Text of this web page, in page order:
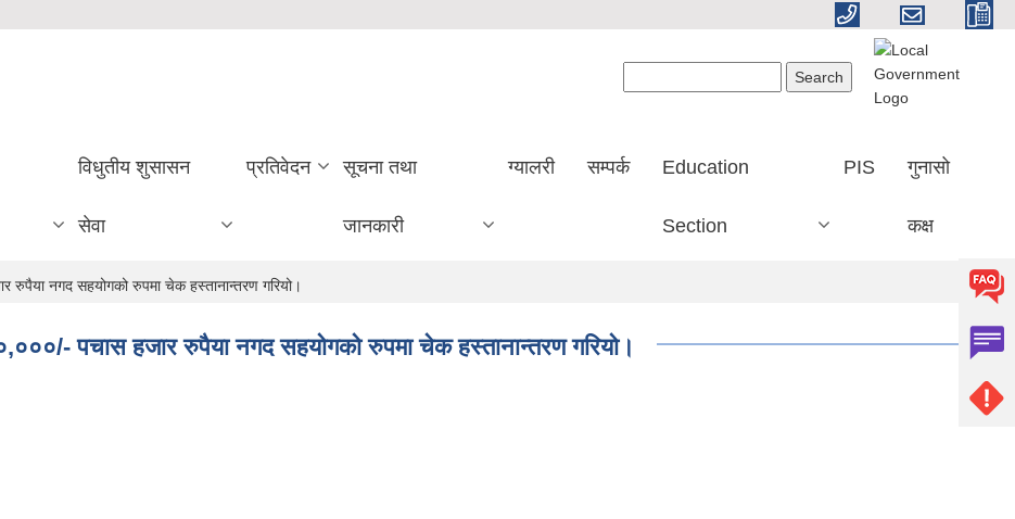
विधुतीय शुसासन
सेवा
प्रतिवेदन सूचना तथा
जानकारी
ग्यालरी सम्पर्क Education
Section
PIS गुनासो
कक्ष
रुपैया नगद सहयोगको रुपमा चेक हस्तानान्तरण गरियो।
पचास हजार रुपैया नगद सहयोगको रुपमा चेक हस्तानान्तरण गरियो।